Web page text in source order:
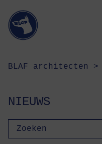
BLAF architecten >
NIEUWS